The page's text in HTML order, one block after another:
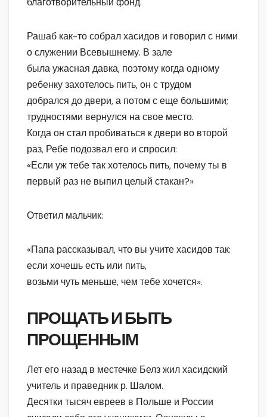
Рашаб как-то собрал хасидов и говорил с ними
о служении Всевышнему. В зале
была ужасная давка, поэтому когда одному
ребенку захотелось пить, он с трудом
добрался до двери, а потом с еще большими;
трудностями вернулся на свое место.
Когда он стал пробиваться к двери во второй
раз, Ребе подозвал его и спросил:
«Если уж тебе так хотелось пить, почему ты в
первый раз не выпил целый стакан?»
Ответил мальчик:
«Папа рассказывал, что вы учите хасидов так:
если хочешь есть или пить,
возьми чуть меньше, чем тебе хочется».
ПРОЩАТЬ И БЫТЬ
ПРОЩЕННЫМ
Лет его назад в местечке Белз жил хасидский
учитель и праведник р. Шалом.
Десятки тысяч евреев в Польше и России